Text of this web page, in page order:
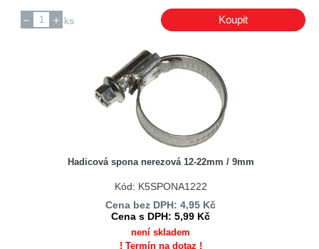
ks Koupit
Hadicová spona nerezová 12-22mm / 9mm
Kód: K5SPONA1222
Cena bez DPH: 4,95 Kč
Cena s DPH: 5,99 Kč
není skladem
! Termín na dotaz !